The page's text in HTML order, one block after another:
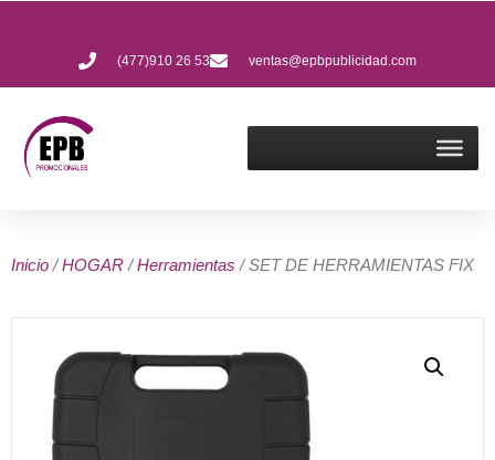
(477)910 26 53 ventas@epbpublicidad.com
Inicio /HOGAR /Herramientas / SET DE HERRAMIENTAS FIX